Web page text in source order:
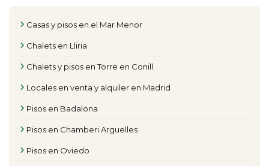
Casas y pisos en el Mar Menor
Chalets en Lliria
Chalets y pisos en Torre en Conill
Locales en venta y alquiler en Madrid
Pisos en Badalona
Pisos en Chamberi Arguelles
Pisos en Oviedo